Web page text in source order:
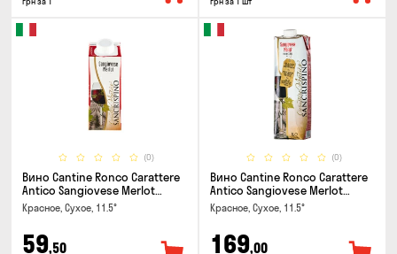
(0)
Вино Cantine Ronco Carattere
Antico Sangiovese Merlot
Rubicone IGT 0.25л
Красное, Сухое, 11.5°
59,50
(0)
Вино Cantine Ronco Carattere
Antico Sangiovese Merlot
Rubicone IGT 1л
Красное, Сухое, 11.5°
169,00